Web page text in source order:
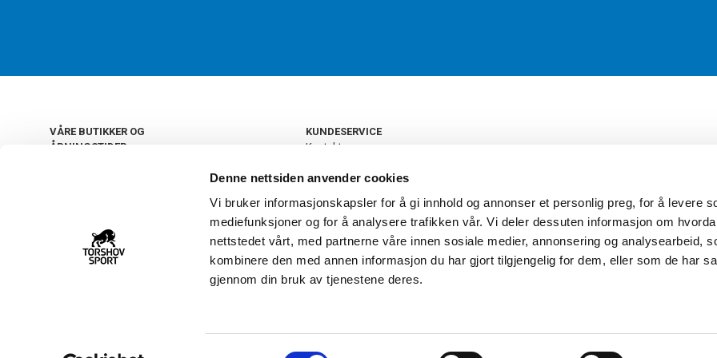
Denne nettsiden anvender cookies
Vi bruker informasjonskapsler for å gi innhold og annonser et personlig preg, for å levere
mediefunksjoner og for å analysere trafikken vår. Vi deler dessuten informasjon om
nettstedet vårt, med partnerne våre innen sosiale medier, annonsering og analysearbeid,
kombinere den med annen informasjon du har gjort tilgjengelig for dem, eller som de har
gjennom din bruk av tjenestene deres.
VÅRE BUTIKKER OG
ÅPNINGSTIDER
22 09 20 20
KUNDESERVICE
Kontakt oss
Retur og bytte
Personvern
Frakt og levering
Ledige stillinger
FAQ - Ofte stilte spørsmål
Åpenhetsloven
Torshov Sport har over 90 års
klubbhandel. Torshov Sport har
Drammen, Sandvika Storsenter